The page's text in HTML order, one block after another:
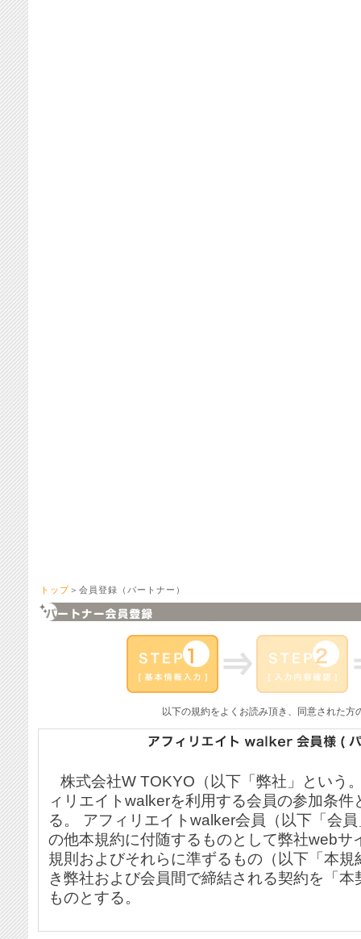
トップ ＞会員登録（パートナー）
以下の規約をよくお読み頂き、同意された方